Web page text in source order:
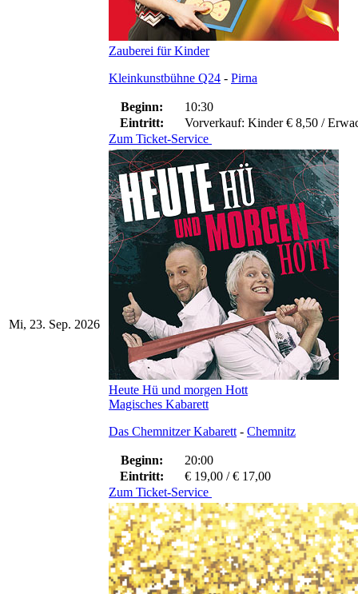
Zauberei für Kinder
Kleinkunstbühne Q24 - Pirna
Beginn:
10:30
Eintritt:
Vorverkauf: Kinder € 8,50 /
Zum Ticket-Service
Mi, 23. Sep. 2026
Heute Hü und morgen Hott
Magisches Kabarett
Das Chemnitzer Kabarett- Chemnitz
Beginn:
20:00
Eintritt:
€ 19,00 / € 17,00
Zum Ticket-Service